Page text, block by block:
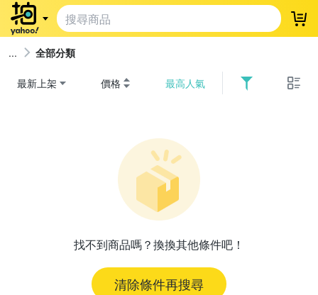
登
全部分類
最新上架 價格 最高人氣
找不到商品嗎？換換其他條件吧！
清除條件再搜尋